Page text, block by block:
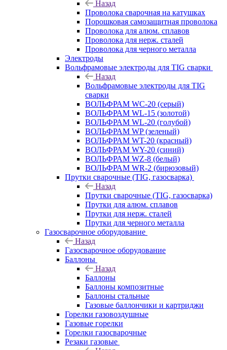
Назад
Проволока сварочная на катушках
Порошковая самозащитная проволока
Проволока для алюм. сплавов
Проволока для нерж. сталей
Проволока для черного металла
Электроды
Вольфрамовые электроды для TIG сварки
Назад
Вольфрамовые электроды для TIG
сварки
ВОЛЬФРАМ WC-20 (серый)
ВОЛЬФРАМ WL-15 (золотой)
ВОЛЬФРАМ WL-20 (голубой)
ВОЛЬФРАМ WP (зеленый)
ВОЛЬФРАМ WT-20 (красный)
ВОЛЬФРАМ WY-20 (синий)
ВОЛЬФРАМ WZ-8 (белый)
ВОЛЬФРАМ WR-2 (бирюзовый)
Прутки сварочные (TIG, газосварка)
Назад
Прутки сварочные (TIG, газосварка)
Прутки для алюм. сплавов
Прутки для нерж. сталей
Прутки для черного металла
Газосварочное оборудование
Назад
Газосварочное оборудование
Баллоны
Назад
Баллоны
Баллоны композитные
Баллоны стальные
Газовые баллончики и картриджи
Горелки газовоздушные
Газовые горелки
Горелки газосварочные
Резаки газовые